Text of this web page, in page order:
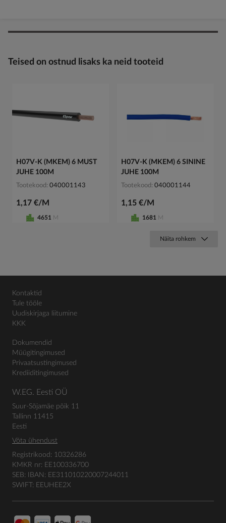
Teised on ostnud lisaks ka neid tooteid
H07V-K (MKEM) 6 MUST
JUHE 100M
Tootekood 040001143
1,17 €/M
4651 M
H07V-K (MKEM) 6 SININE
JUHE 100M
Tootekood 040001144
1,15 €/M
1681 M
Näita rohkem
Kontaktid
Tule tööle
Uudiskirjaga liitumine
KKK
Dokumendid
Müügitingimused
Privaatsustingimused
Krediiditingimused
W.EG. Eesti OÜ
Suur-Sõjamäe põik 11
Tallinn 11415
Eesti
Võta ühendust
Registrikood: 10326286
KMKR nr: EE100336700
SEB: IBAN: EE311010220007244011
SWIFT: EEUHEE2X